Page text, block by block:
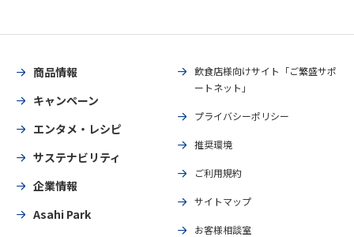
商品情報
キャンペーン
エンタメ・レシピ
サステナビリティ
企業情報
Asahi Park
飲食店様向けサイト「ご繁盛サポ
ートネット」
プライバシーポリシー
推奨環境
ご利用規約
サイトマップ
お客様相談室